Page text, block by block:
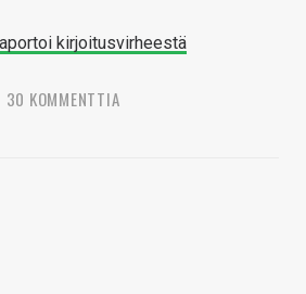
kirjoitusvirheestä
30 KOMMENTTIA